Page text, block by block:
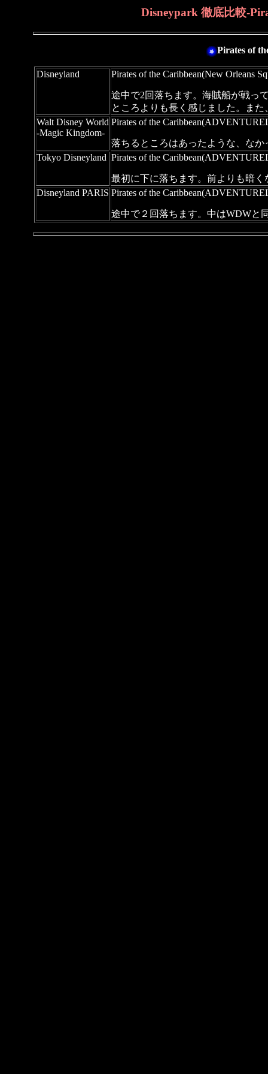
Disneypark 徹底比較-
Pirates of
Disneyland Pirates of the Caribbean(New Orleans
途中で2回落ちます。海賊船が戦っ
ところよりも長く感じました。ま
Walt Disney World
-Magic Kingdom-
Pirates of the
落ちるところはあったような、な
Tokyo Disneyland Pirates of the
最初に下に落ちます。前よりも暗
Disneyland PARIS Pirates of the
途中で２回落ちます。中はWDWと